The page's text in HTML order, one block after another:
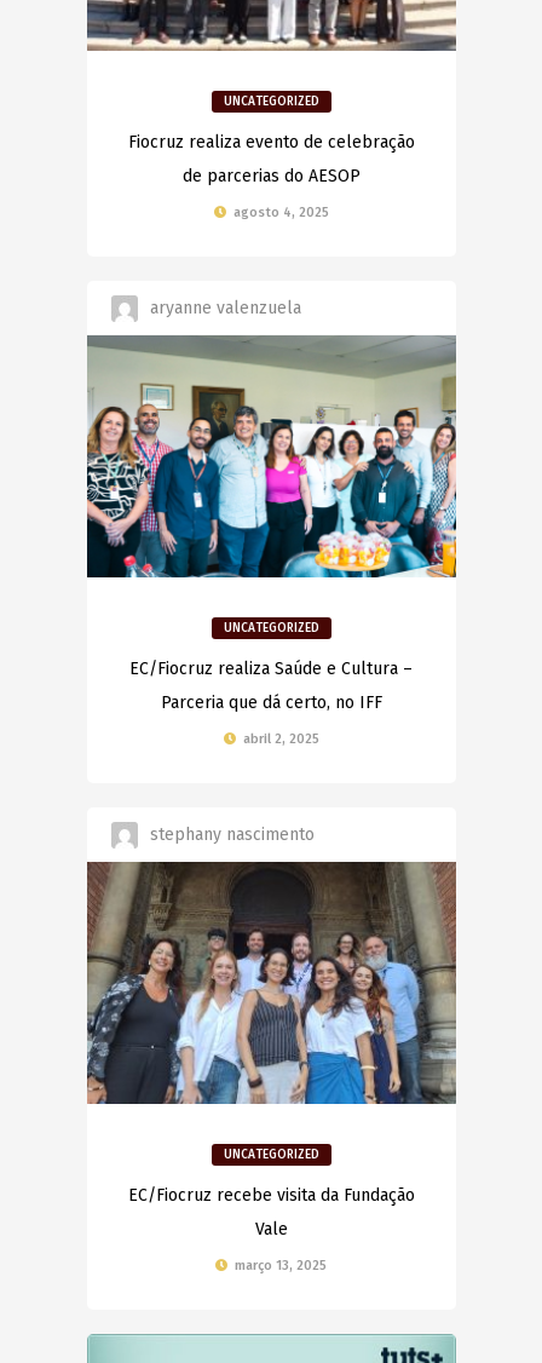
UNCATEGORIZED
Fiocruz realiza evento de celebração
de parcerias do AESOP
agosto 4, 2025
aryanne valenzuela
UNCATEGORIZED
EC/Fiocruz realiza Saúde e Cultura –
Parceria que dá certo, no IFF
abril 2, 2025
stephany nascimento
UNCATEGORIZED
EC/Fiocruz recebe visita da Fundação
Vale
março 13, 2025